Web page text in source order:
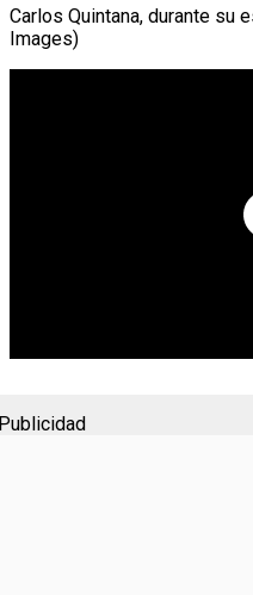
Carlos Quintana, durante su
Images)